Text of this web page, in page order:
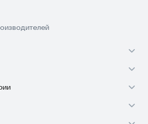
TV
телефон
машину